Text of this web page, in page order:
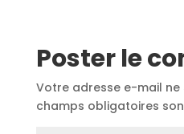
Poster le
Votre adresse e-mail ne
champs obligatoires